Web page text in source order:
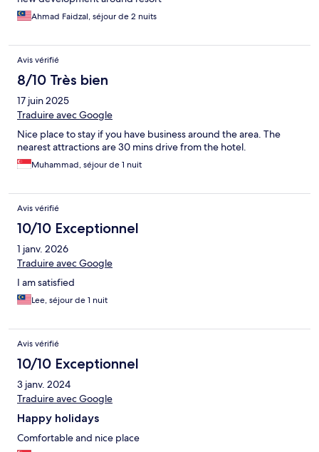
Ahmad Faidzal, séjour de 2 nuits
Avis vérifié
8/10 Très bien
17 juin 2025
Traduire avec Google
Nice place to stay if you have business around the area. The
nearest attractions are 30 mins drive from the hotel.
Muhammad, séjour de 1 nuit
Avis vérifié
10/10 Exceptionnel
1 janv. 2026
Traduire avec Google
I am satisfied
Lee, séjour de 1 nuit
Avis vérifié
10/10 Exceptionnel
3 janv. 2024
Traduire avec Google
Happy holidays
Comfortable and nice place